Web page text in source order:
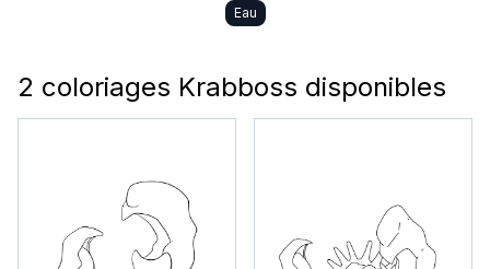
Eau
2 coloriages Krabboss disponibles